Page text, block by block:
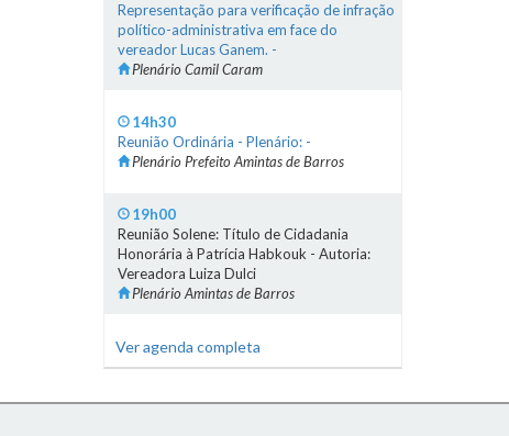
Representação para verificação de infração
político-administrativa em face do
vereador Lucas Ganem. -
Plenário Camil Caram
14h30
Reunião Ordinária - Plenário: -
Plenário Prefeito Amintas de Barros
19h00
Reunião Solene: Título de Cidadania
Honorária à Patrícia Habkouk - Autoria:
Vereadora Luiza Dulci
Plenário Amintas de Barros
Ver agenda completa